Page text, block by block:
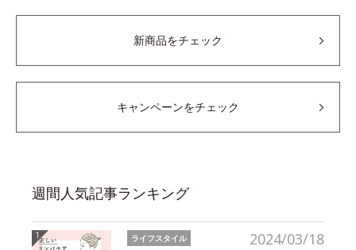
新商品をチェック
キャンペーンをチェック
週間人気記事ランキング
2024/03/18
ライフスタイル